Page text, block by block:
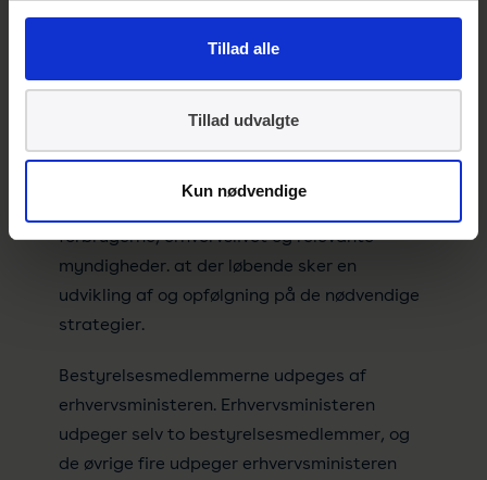
Tillad alle
Tillad udvalgte
Kun nødvendige
for Fondens tre forretningsben Dansk
Standard, Miljømærkning Danmark og ETA-
Danmark. I samarbejde med direktionen har
bestyrelsen desuden ansvaret for at sikre, at
hensyn til interessenterne, herunder
forbrugerne, erhvervslivet og relevante
myndigheder. at der løbende sker en
udvikling af og opfølgning på de nødvendige
strategier.
Bestyrelsesmedlemmerne udpeges af
erhvervsministeren. Erhvervsministeren
udpeger selv to bestyrelsesmedlemmer, og
de øvrige fire udpeger erhvervsministeren